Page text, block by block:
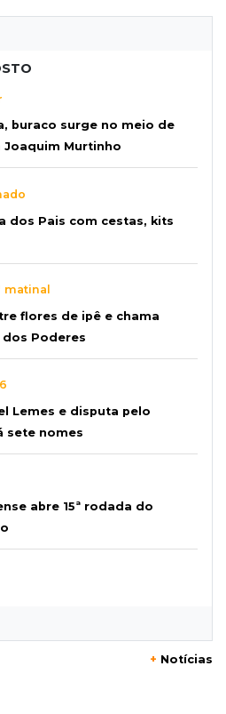
buraco surge no meio de
Joaquim Murtinho
dos Pais com cestas, kits
flores de ipê e chama
Poderes
Lemes e disputa pelo
sete nomes
abre 15ª rodada do
e batalha política nas
+ Notícias